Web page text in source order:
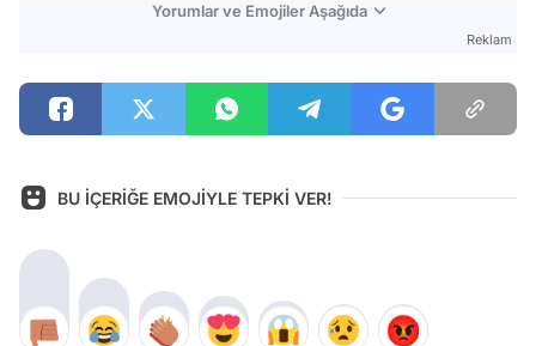
Yorumlar ve Emojiler Aşağıda
Reklam
BU İÇERİĞE EMOJİYLE TEPKİ VER!